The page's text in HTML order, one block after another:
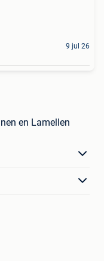
9 jul 26
en Lamellen